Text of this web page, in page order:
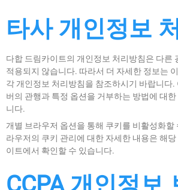
타사 개인정보
다합 드림카이트의 개인정보 처리방침은 다른
적용되지 않습니다. 따라서 더 자세한 정보는
각 개인정보 처리방침을 참조하시기 바랍니다.
버의 관행과 특정 옵션을 거부하는 방법에 대
니다.
개별 브라우저 옵션을 통해 쿠키를 비활성화할
라우저의 쿠키 관리에 대한 자세한 내용은 해
이트에서 확인할 수 있습니다.